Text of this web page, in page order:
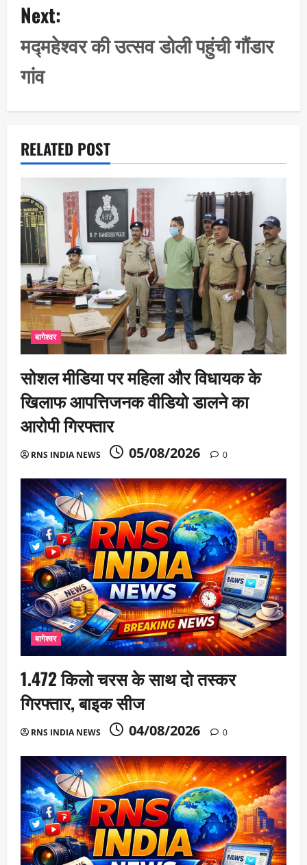
v
i
g
a
i
o
n
Next:
मद्महेश्वर की उत्सव डोली पहुंची गौंडार
गांव
RELATED POST
बागेश्वर
सोशल मीडिया पर महिला और विधायक के
खिलाफ आपत्तिजनक वीडियो डालने का
आरोपी गिरफ्तार
RNS INDIA NEWS 05/08/2026 0
बागेश्वर
1.472 किलो चरस के साथ दो तस्कर
गिरफ्तार, बाइक सीज
RNS INDIA NEWS 04/08/2026 0